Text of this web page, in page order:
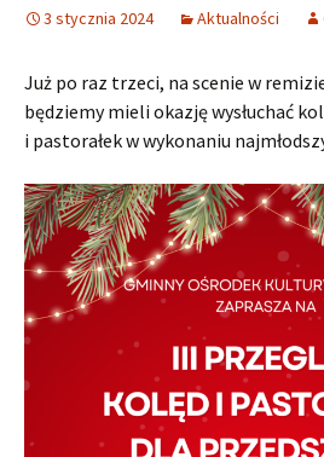
3 stycznia 2024 Aktualności
Już po raz trzeci, na scenie w
będziemy mieli okazję wysłuchać
i pastorałek w wykonaniu